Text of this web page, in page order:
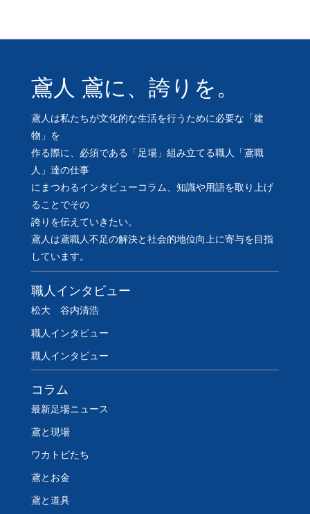
鳶人 鳶に、誇りを。
鳶人は私たちが文化的な生活を行うために必要な「建
物」を
作る際に、必須である「足場」組み立てる職人「鳶職
人」達の仕事
にまつわるインタビューコラム、知識や用語を取り上げ
ることでその
誇りを伝えていきたい。
鳶人は鳶職人不足の解決と社会的地位向上に寄与を目指
しています。
職人インタビュー
松大 谷内清浩
職人インタビュー
職人インタビュー
コラム
最新足場ニュース
鳶と現場
ワカトビたち
鳶とお金
鳶と道具